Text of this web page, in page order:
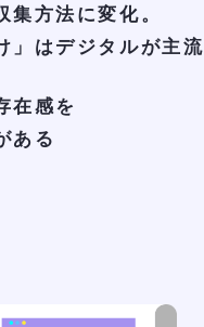
方法に変化。
」はデジタルが主流
在感を
ある